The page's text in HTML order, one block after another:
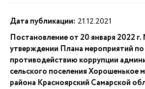
Дата публикации: 21.12.2021
Постановление от 20 января 2022
утверждении Плана мероприятий по
противодействию коррупции
сельского поселения Хорошенькое
района Красноярский Самарской